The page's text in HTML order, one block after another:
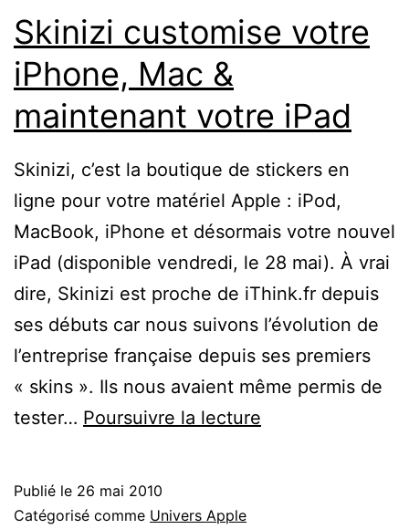
Skinizi customise votre
iPhone, Mac &
maintenant votre iPad
Skinizi, c’est la boutique de stickers en
ligne pour votre matériel Apple : iPod,
MacBook, iPhone et désormais votre nouvel
iPad (disponible vendredi, le 28 mai). À vrai
dire, Skinizi est proche de iThink.fr depuis
ses débuts car nous suivons l’évolution de
l’entreprise française depuis ses premiers
« skins ». Ils nous avaient même permis de
tester… Poursuivre la lecture
Publié le 26 mai 2010
Catégorisé comme Univers Apple